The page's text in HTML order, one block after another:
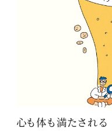
心も体も満たされる